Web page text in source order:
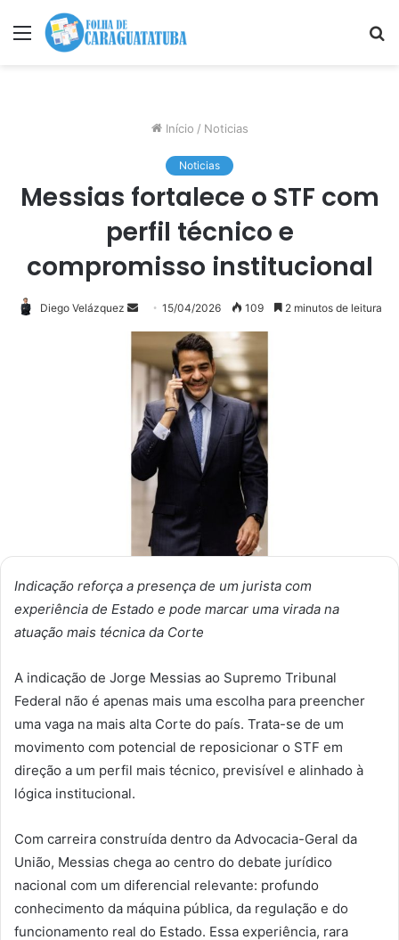
Menu
Início / Noticias
Noticias
Messias fortalece o STF com
perfil técnico e
compromisso institucional
Diego Velázquez
Mande
um
mail
15/04/2026 109 2 minutos de leitura
Indicação reforça a presença de um jurista com
experiência de Estado e pode marcar uma virada na
atuação mais técnica da Corte
A indicação de Jorge Messias ao Supremo Tribunal
Federal não é apenas mais uma escolha para preencher
uma vaga na mais alta Corte do país. Trata-se de um
movimento com potencial de reposicionar o STF em
direção a um perfil mais técnico, previsível e alinhado à
lógica institucional.
Com carreira construída dentro da Advocacia-Geral da
União, Messias chega ao centro do debate jurídico
nacional com um diferencial relevante: profundo
conhecimento da máquina pública, da regulação e do
funcionamento real do Estado. Essa experiência, rara